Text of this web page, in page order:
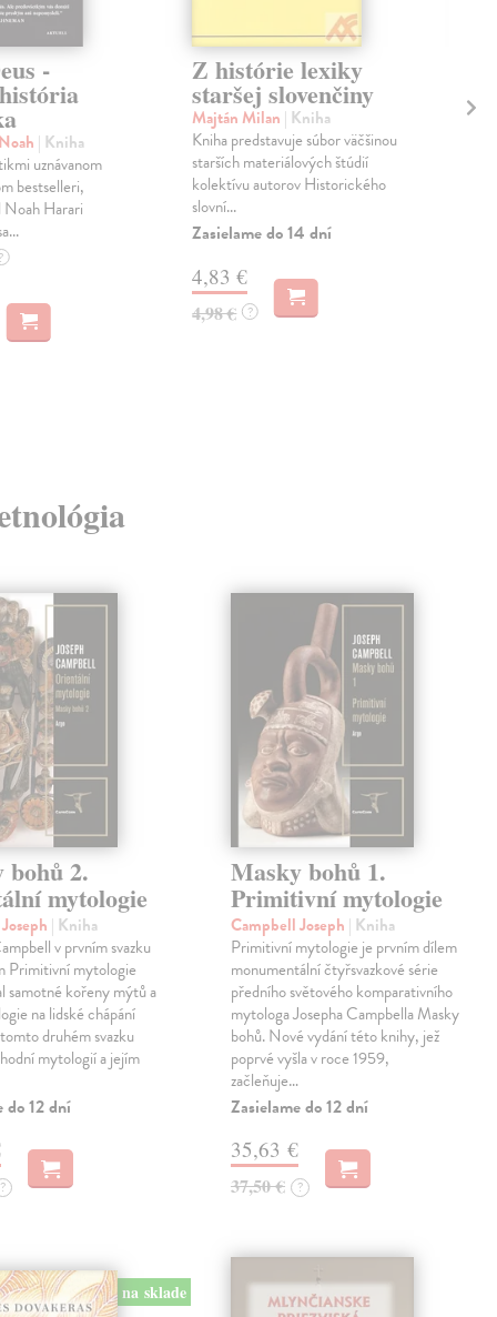
-
| Kniha
uznávanom
bestselleri,
Noah Harari
?
Z histórie lexiky
staršej slovenčiny
Majtán Milan | Kniha
Kniha predstavuje súbor väčšinou
starších materiálových štúdií
kolektívu autorov Historického
slovní...
Zasielame do 14 dní
4,83 €
4,98 € ?
bohů 2.
mytologie
| Kniha
v prvním svazku
Primitivní mytologie
samotné kořeny mýtů a
na lidské chápání
druhém svazku
mytologií a jejím
do 12 dní
?
Masky bohů 1.
Primitivní mytologie
Campbell Joseph | Kniha
Primitivní mytologie je prvním dílem
monumentální čtyřsvazkové série
předního světového komparativního
mytologa Josepha Campbella Masky
bohů. Nové vydání této knihy, jež
poprvé vyšla v roce 1959,
začleňuje…
Zasielame do 12 dní
35,63 €
37,50 € ?
na sklade